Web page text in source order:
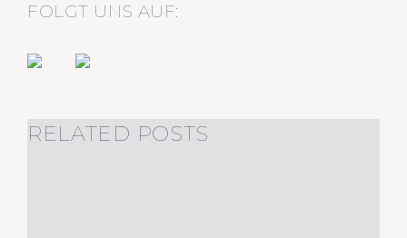
FOLGT UNS AUF:
RELATED POSTS